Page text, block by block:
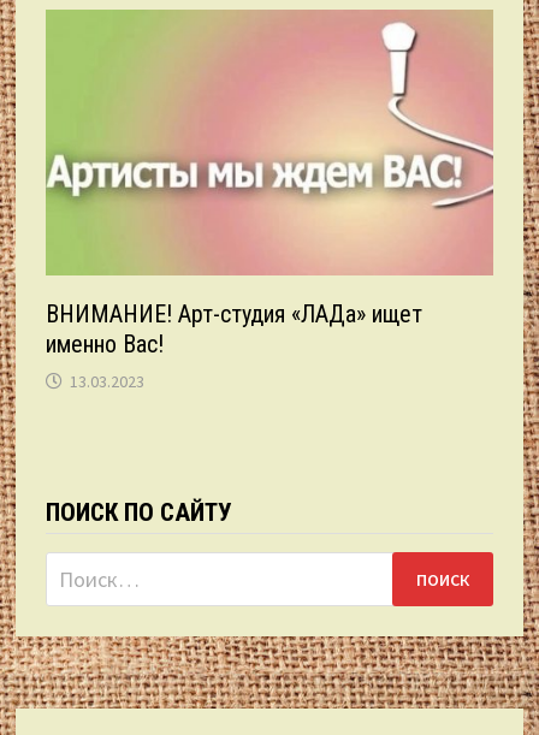
ВНИМАНИЕ! Арт-студия «ЛАДа» ищет
именно Вас!
13.03.2023
ПОИСК ПО САЙТУ
Найти: